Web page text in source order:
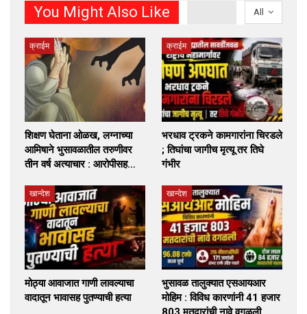
All
You Might Also Like
क्राईम
शिक्षण घेताना ओळख, लग्नाच्या
आमिषाने भुसावळातील तरुणीवर
तीन वर्ष अत्याचार : आरोपीसह…
क्राईम
भरधाव ट्रकने कामगारांना चिरडले
; तिघांचा जागीच मृत्यू तर तिघे
गंभीर
खान्देश
मोठ्या आवाजात गाणी लावल्याचा
वादातून भावासह पुतण्याची हत्या
खान्देश
भुसावळ तालुक्यात एसआयआर
मोहिम : विविध कारणांनी 41 हजार